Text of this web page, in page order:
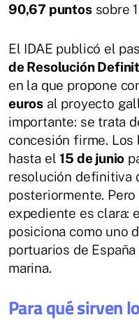
90,67 puntossobre
El IDAE publicó el
de Resolución
en la que propone
euros al proyecto
importante: se trata
concesión firme.
hasta el15 de junio
resolución definitiva
posteriormente.
expediente es clara:
posiciona como uno
portuarios de
marina.
Para qué sirven